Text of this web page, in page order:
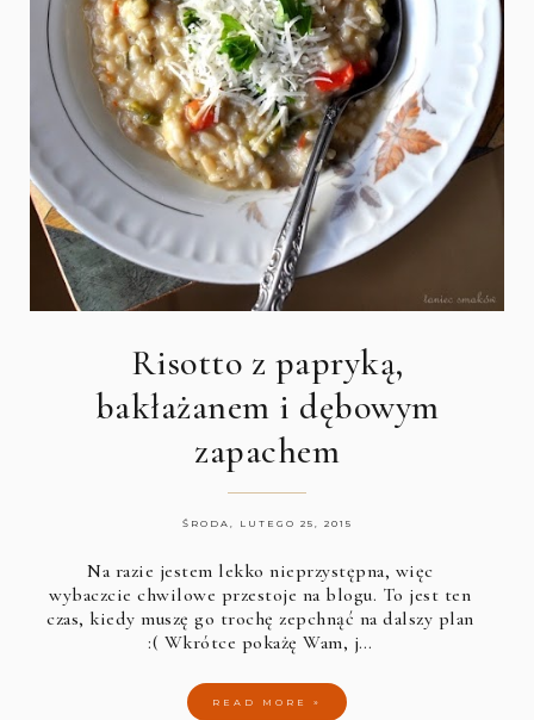
Risotto z papryką,
bakłażanem i dębowym
zapachem
ŚRODA, LUTEGO 25, 2015
Na razie jestem lekko nieprzystępna, więc
wybaczcie chwilowe przestoje na blogu. To jest ten
czas, kiedy muszę go trochę zepchnąć na dalszy plan
:( Wkrótce pokażę Wam, j…
READ MORE »